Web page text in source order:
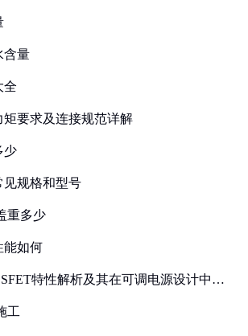
含量
全
要求及连接规范详解
少
见规格和型号
重多少
能如何
特性解析及其在可调电源设计中的
工